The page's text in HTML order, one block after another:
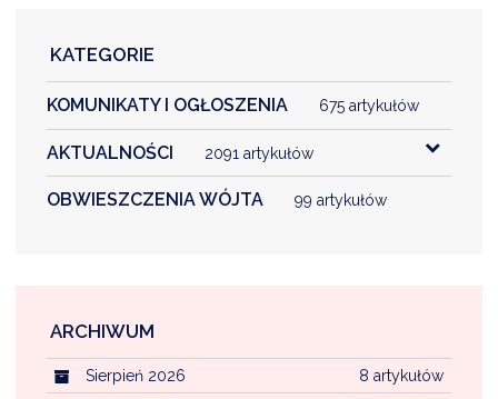
KATEGORIE
KOMUNIKATY I OGŁOSZENIA 675 artykułów
AKTUALNOŚCI 2091 artykułów
OBWIESZCZENIA WÓJTA 99 artykułów
ARCHIWUM
8 artykułów
Sierpień 2026